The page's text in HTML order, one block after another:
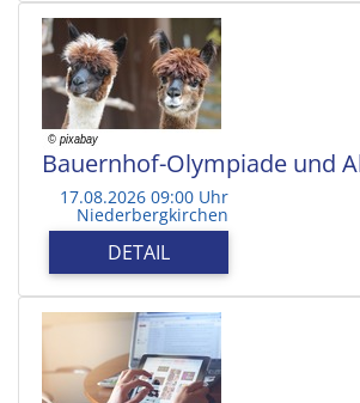
Bauernhof-Olympiade und
17.08.2026 09:00 Uhr
Niederbergkirchen
DETAIL